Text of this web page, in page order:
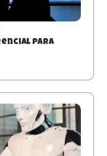
para